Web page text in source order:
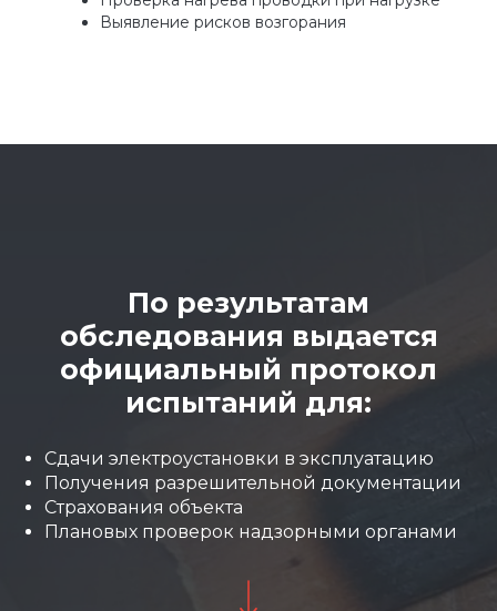
Выявление рисков возгорания
По результатам
обследования выдается
официальный протокол
испытаний для:
Сдачи электроустановки в эксплуатацию
Получения разрешительной документации
Страхования объекта
Плановых проверок надзорными органами